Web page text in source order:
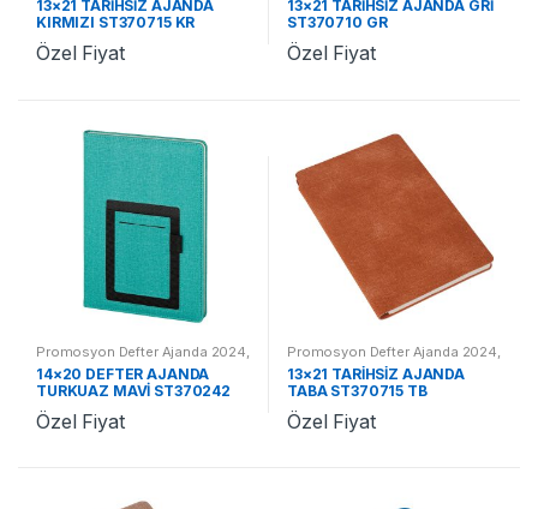
13×21 TARİHSİZ AJANDA
KIRMIZI ST370715 KR
Özel Fiyat
13×21 TARİHSİZ AJANDA GRİ
ST370710 GR
Özel Fiyat
Promosyon Defter Ajanda 2024
Promosyon 2024 Ajandalar
14×20 DEFTER AJANDA
TURKUAZ MAVİ ST370242
TM
Özel Fiyat
Promosyon Defter Ajanda 2024
Promosyon 2024 Ajandalar
13×21 TARİHSİZ AJANDA
TABA ST370715 TB
Özel Fiyat